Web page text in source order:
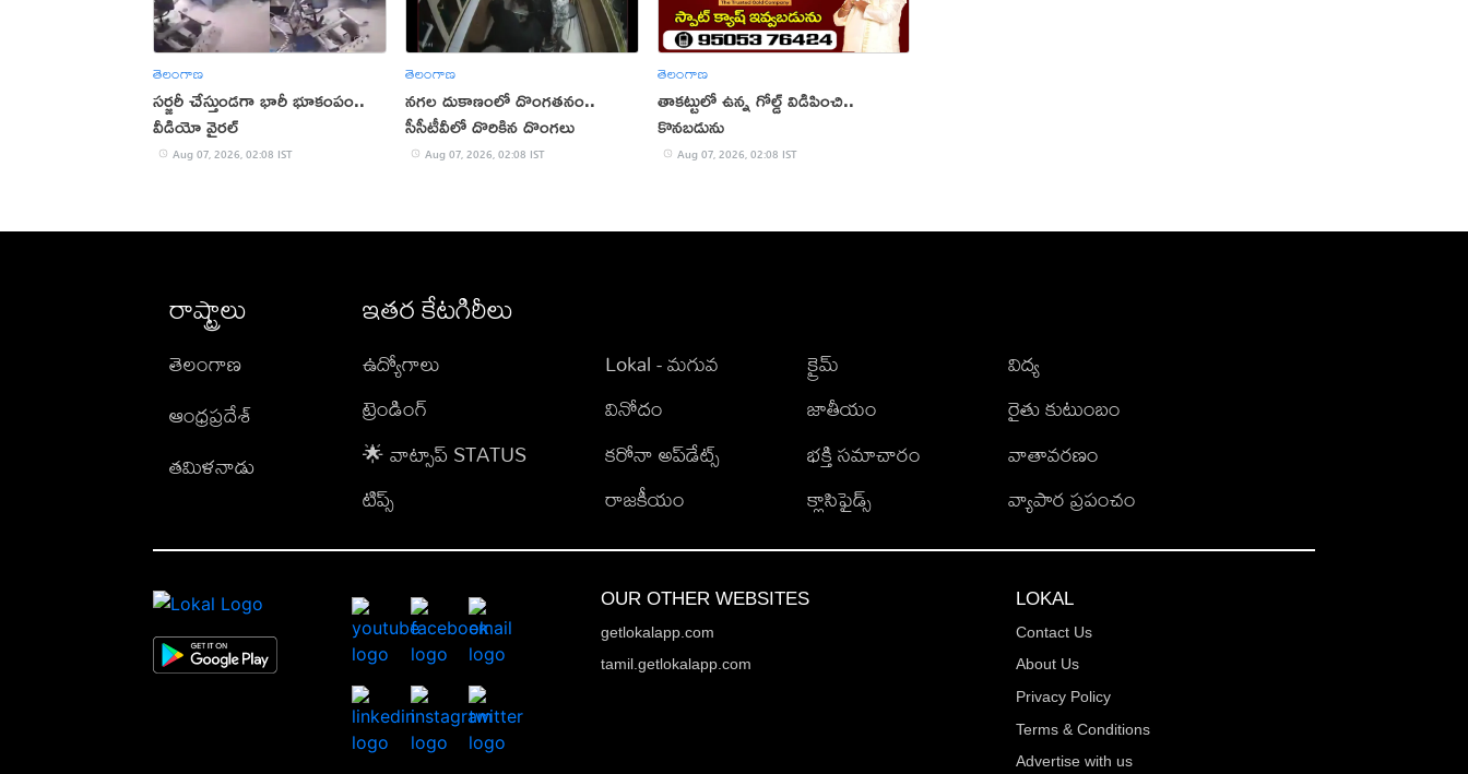
తెలంగాణ
సర్జరీ చేస్తుండగా భారీ భూకంపం..
వీడియో వైరల్
Aug 07, 2026, 02:08 IST
తెలంగాణ
నగల దుకాణంలో దొంగతనం..
సీసీటీవీలో దొరికిన దొంగలు
Aug 07, 2026, 02:08 IST
తెలంగాణ
తాకట్టులో ఉన్న గోల్డ్ విడిపించి..
కొనబడును
Aug 07, 2026, 02:08 IST
రాష్ట్రాలు
తెలంగాణ
ఆంధ్రప్రదేశ్
తమిళనాడు
ఇతర కేటగిరీలు
ఉద్యోగాలు
ట్రెండింగ్
🌟 వాట్సాప్ STATUS
టిప్స్
Lokal - మగువ
వినోదం
కరోనా అప్‌డేట్స్
రాజకీయం
క్రైమ్
జాతీయం
భక్తి సమాచారం
క్లాసిఫైడ్స్
విద్య
రైతు కుటుంబం
వాతావరణం
వ్యాపార ప్రపంచం
OUR OTHER WEBSITES
getlokalapp.com
tamil.getlokalapp.com
LOKAL
Contact Us
About Us
Privacy Policy
Terms & Conditions
Advertise with us